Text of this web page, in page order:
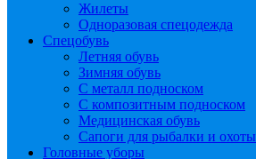
Жилеты
Одноразовая спецодежда
Спецобувь
Летняя обувь
Зимняя обувь
С металл подноском
С композитным подноском
Медицинская обувь
Сапоги для рыбалки и охоты
Головные уборы